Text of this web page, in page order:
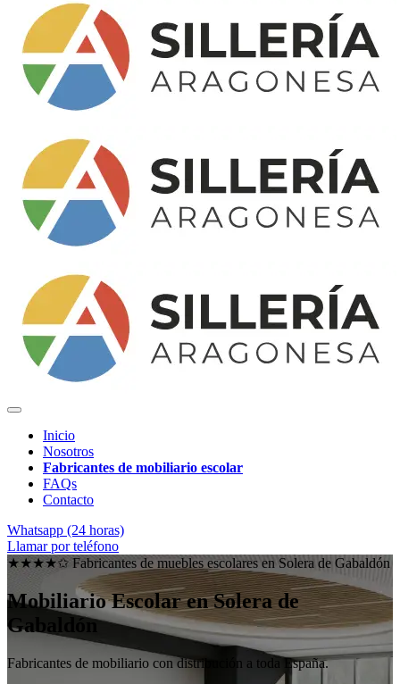
Inicio
Nosotros
Fabricantes de mobiliario escolar
FAQs
Contacto
Whatsapp (24 horas)
Llamar por teléfono
★★★★✩ Fabricantes de muebles escolares en Solera de Gabaldón
Mobiliario Escolar enSolera de
Gabaldón
Fabricantes de mobiliario con distribución a toda España.